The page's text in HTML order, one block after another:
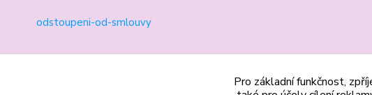
odstoupeni-od-smlouvy
Pro základní funkčnost,